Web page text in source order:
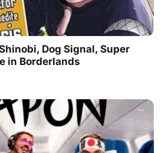
Dog Signal, Super
in Borderlands